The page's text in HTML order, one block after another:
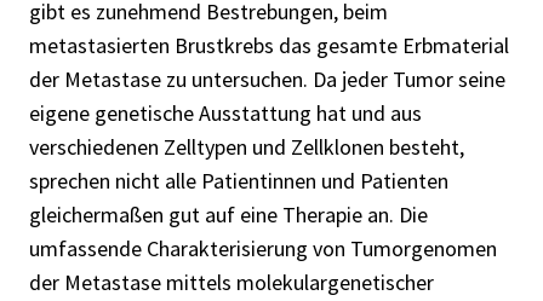
gibt es zunehmend Bestrebungen, beim
metastasierten Brustkrebs das gesamte Erbmaterial
der Metastase zu untersuchen. Da jeder Tumor seine
eigene genetische Ausstattung hat und aus
verschiedenen Zelltypen und Zellklonen besteht,
sprechen nicht alle Patientinnen und Patienten
gleichermaßen gut auf eine Therapie an. Die
umfassende Charakterisierung von Tumorgenomen
der Metastase mittels molekulargenetischer